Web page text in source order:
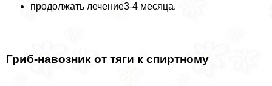
продолжать лечение3-4 месяца.
Гриб-навозник от тяги к спиртному